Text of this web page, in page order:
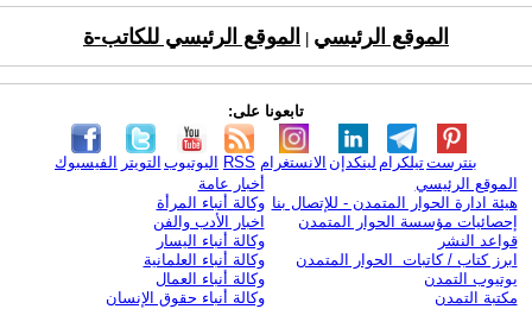
الموقع الرئيسي الموقع الرئيسي للكاتب-ة
تابعونا على:
الفيسبوك التويتر اليوتيوب RSS الانستغرام لينكدإن تيلكرامبنترست
الموقع الرئيسي
هيئة ادارة الحوار المتمدن - للإتصال بنا
إحصائيات مؤسسة الحوار المتمدن
قواعد النشر
ابرز كتاب / كاتبات الحوار المتمدن
يوتيوب التمدن
مكتبة التمدن
أخبار عامة
وكالة أنباء المرأة
اخبار الأدب والفن
وكالة أنباء اليسار
وكالة أنباء العلمانية
وكالة أنباء العمال
وكالة أنباء حقوق الإنسان